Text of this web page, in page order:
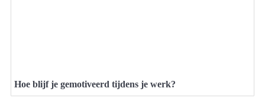
Hoe blijf je gemotiveerd tijdens je werk?